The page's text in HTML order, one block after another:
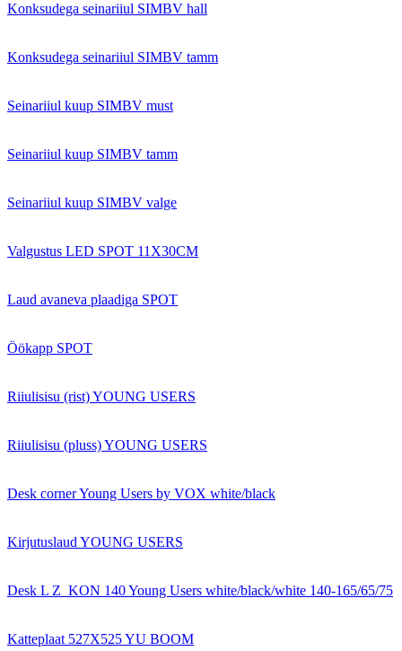
Konksudega seinariiul SIMBV hall
Konksudega seinariiul SIMBV tamm
Seinariiul kuup SIMBV must
Seinariiul kuup SIMBV tamm
Seinariiul kuup SIMBV valge
Valgustus LED SPOT 11X30CM
Laud avaneva plaadiga SPOT
Öökapp SPOT
Riiulisisu (rist) YOUNG USERS
Riiulisisu (pluss) YOUNG USERS
Desk corner Young Users by VOX white/black
Kirjutuslaud YOUNG USERS
Desk L Z_KON 140 Young Users white/black/white 140-165/65/75
Katteplaat 527X525 YU BOOM